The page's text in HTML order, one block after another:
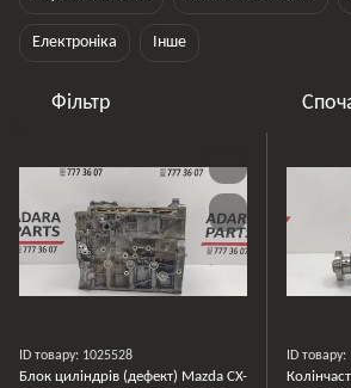
Електроніка Інше
Фільтр
ID товару: 1025528
Блок циліндрів (дефект) Mazda CX-
ID